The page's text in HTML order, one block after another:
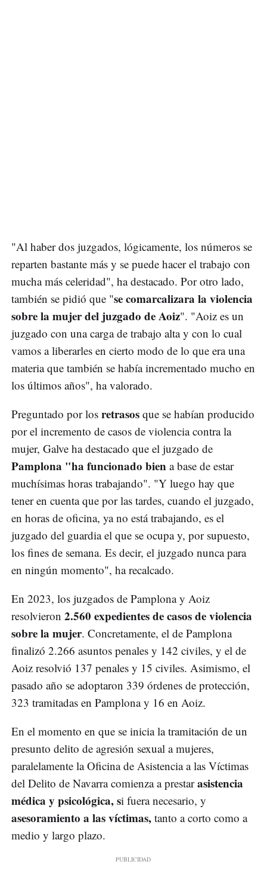
"Al haber dos juzgados, lógicamente, los números se
reparten bastante más y se puede hacer el trabajo con
mucha más celeridad", ha destacado. Por otro lado,
también se pidió que "se comarcalizara la violencia
sobre la mujer del juzgado de Aoiz". "Aoiz es un
juzgado con una carga de trabajo alta y con lo cual
vamos a liberarles en cierto modo de lo que era una
materia que también se había incrementado mucho en
los últimos años", ha valorado.
Preguntado por los retrasos que se habían producido
por el incremento de casos de violencia contra la
mujer, Galve ha destacado que el juzgado de
Pamplona "ha funcionado bien a base de estar
muchísimas horas trabajando". "Y luego hay que
tener en cuenta que por las tardes, cuando el juzgado,
en horas de oficina, ya no está trabajando, es el
juzgado del guardia el que se ocupa y, por supuesto,
los fines de semana. Es decir, el juzgado nunca para
en ningún momento", ha recalcado.
En 2023, los juzgados de Pamplona y Aoiz
resolvieron 2.560 expedientes de casos de violencia
sobre la mujer. Concretamente, el de Pamplona
finalizó 2.266 asuntos penales y 142 civiles, y el de
Aoiz resolvió 137 penales y 15 civiles. Asimismo, el
pasado año se adoptaron 339 órdenes de protección,
323 tramitadas en Pamplona y 16 en Aoiz.
En el momento en que se inicia la tramitación de un
presunto delito de agresión sexual a mujeres,
paralelamente la Oficina de Asistencia a las Víctimas
del Delito de Navarra comienza a prestarasistencia
médica y psicológica, si fuera necesario, y
asesoramiento a las víctimas, tanto a corto como a
medio y largo plazo.